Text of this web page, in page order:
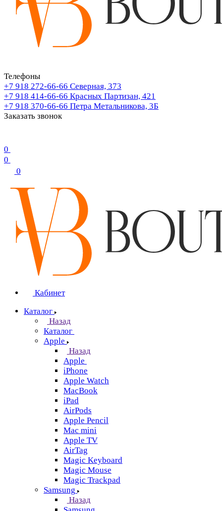
Телефоны
+7 918 272-66-66 Северная, 373
+7 918 414-66-66 Красных Партизан, 421
+7 918 370-66-66 Петра Метальникова, 3Б
Заказать звонок
0
0
0
Кабинет
Каталог
Назад
Каталог
Apple
Назад
Apple
iPhone
Apple Watch
MacBook
iPad
AirPods
Apple Pencil
Mac mini
Apple TV
AirTag
Magic Keyboard
Magic Mouse
Magic Trackpad
Samsung
Назад